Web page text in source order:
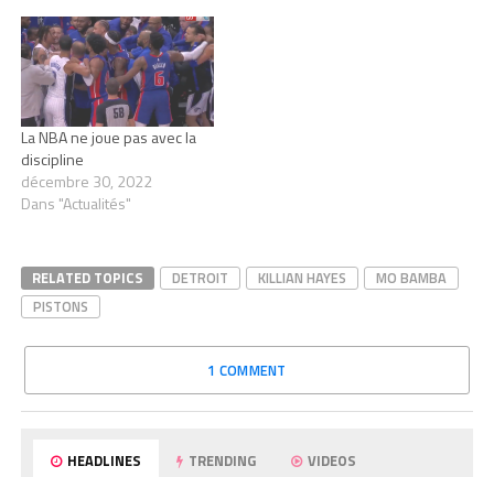
La NBA ne joue pas avec la
discipline
décembre 30, 2022
Dans "Actualités"
RELATED TOPICS DETROIT KILLIAN HAYES
MO BAMBA
PISTONS
1 COMMENT
HEADLINES TRENDING VIDEOS